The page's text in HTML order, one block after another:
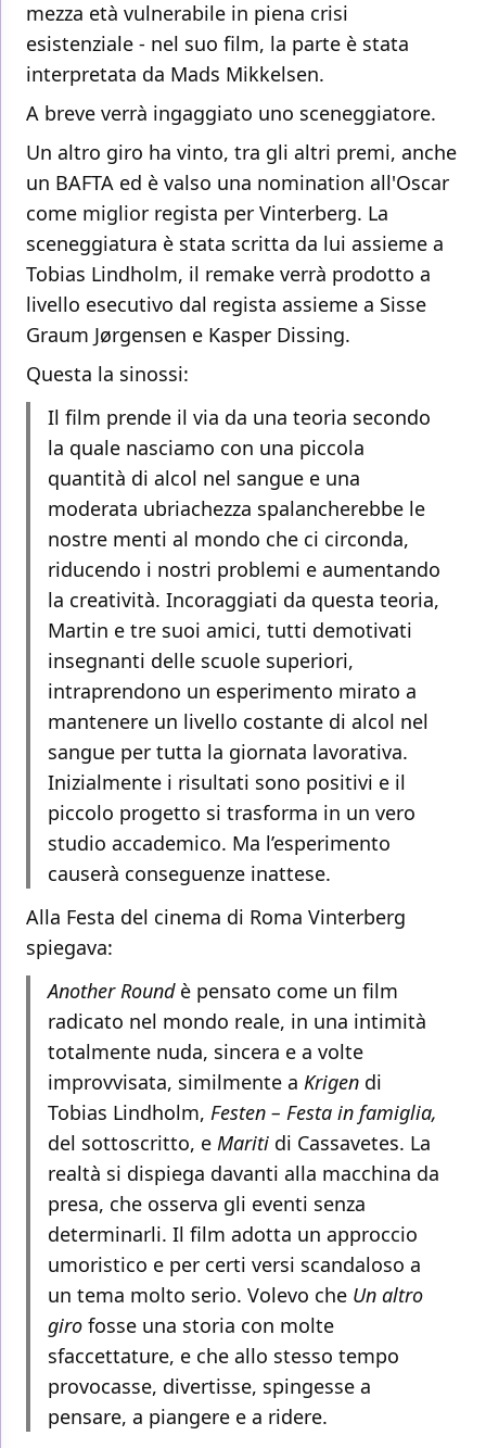
mezza età vulnerabile in piena crisi
esistenziale - nel suo film, la parte è stata
interpretata da Mads Mikkelsen.
A breve verrà ingaggiato uno sceneggiatore.
Un altro giro ha vinto, tra gli altri premi, anche
un BAFTA ed è valso una nomination all'Oscar
come miglior regista per Vinterberg. La
sceneggiatura è stata scritta da lui assieme a
Tobias Lindholm, il remake verrà prodotto a
livello esecutivo dal regista assieme a Sisse
Graum Jørgensen e Kasper Dissing.
Questa la sinossi:
Il film prende il via da una teoria secondo
la quale nasciamo con una piccola
quantità di alcol nel sangue e una
moderata ubriachezza spalancherebbe le
nostre menti al mondo che ci circonda,
riducendo i nostri problemi e aumentando
la creatività. Incoraggiati da questa teoria,
Martin e tre suoi amici, tutti demotivati
insegnanti delle scuole superiori,
intraprendono un esperimento mirato a
mantenere un livello costante di alcol nel
sangue per tutta la giornata lavorativa.
Inizialmente i risultati sono positivi e il
piccolo progetto si trasforma in un vero
studio accademico. Ma l’esperimento
causerà conseguenze inattese.
Alla Festa del cinema di Roma Vinterberg
spiegava:
Another Round è pensato come un film
radicato nel mondo reale, in una intimità
totalmente nuda, sincera e a volte
improvvisata, similmente a Krigen di
Tobias Lindholm, Festen – Festa in famiglia,
del sottoscritto, e Mariti di Cassavetes. La
realtà si dispiega davanti alla macchina da
presa, che osserva gli eventi senza
determinarli. Il film adotta un approccio
umoristico e per certi versi scandaloso a
un tema molto serio. Volevo che Un altro
giro fosse una storia con molte
sfaccettature, e che allo stesso tempo
provocasse, divertisse, spingesse a
pensare, a piangere e a ridere.